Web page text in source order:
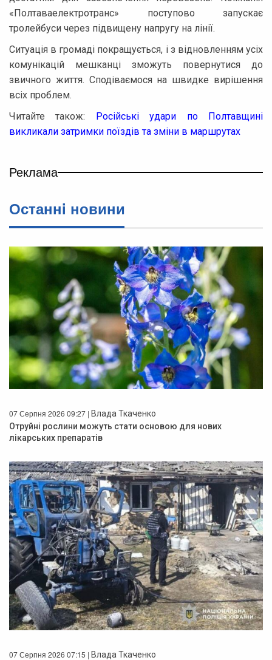
«Полтаваелектротранс» поступово запускає
тролейбуси через підвищену напругу на лінії.
Ситуація в громаді покращується, і з відновленням усіх
комунікацій мешканці зможуть повернутися до
звичного життя. Сподіваємося на швидке вирішення
всіх проблем.
Читайте також:
Російські удари по Полтавщині
викликали затримки поїздів та зміни в маршрутах
Реклама
Останнi новини
07 Серпня 2026 09:27 | Влада Ткаченко
Отруйні рослини можуть стати основою для нових
лікарських препаратів
07 Серпня 2026 07:15 | Влада Ткаченко